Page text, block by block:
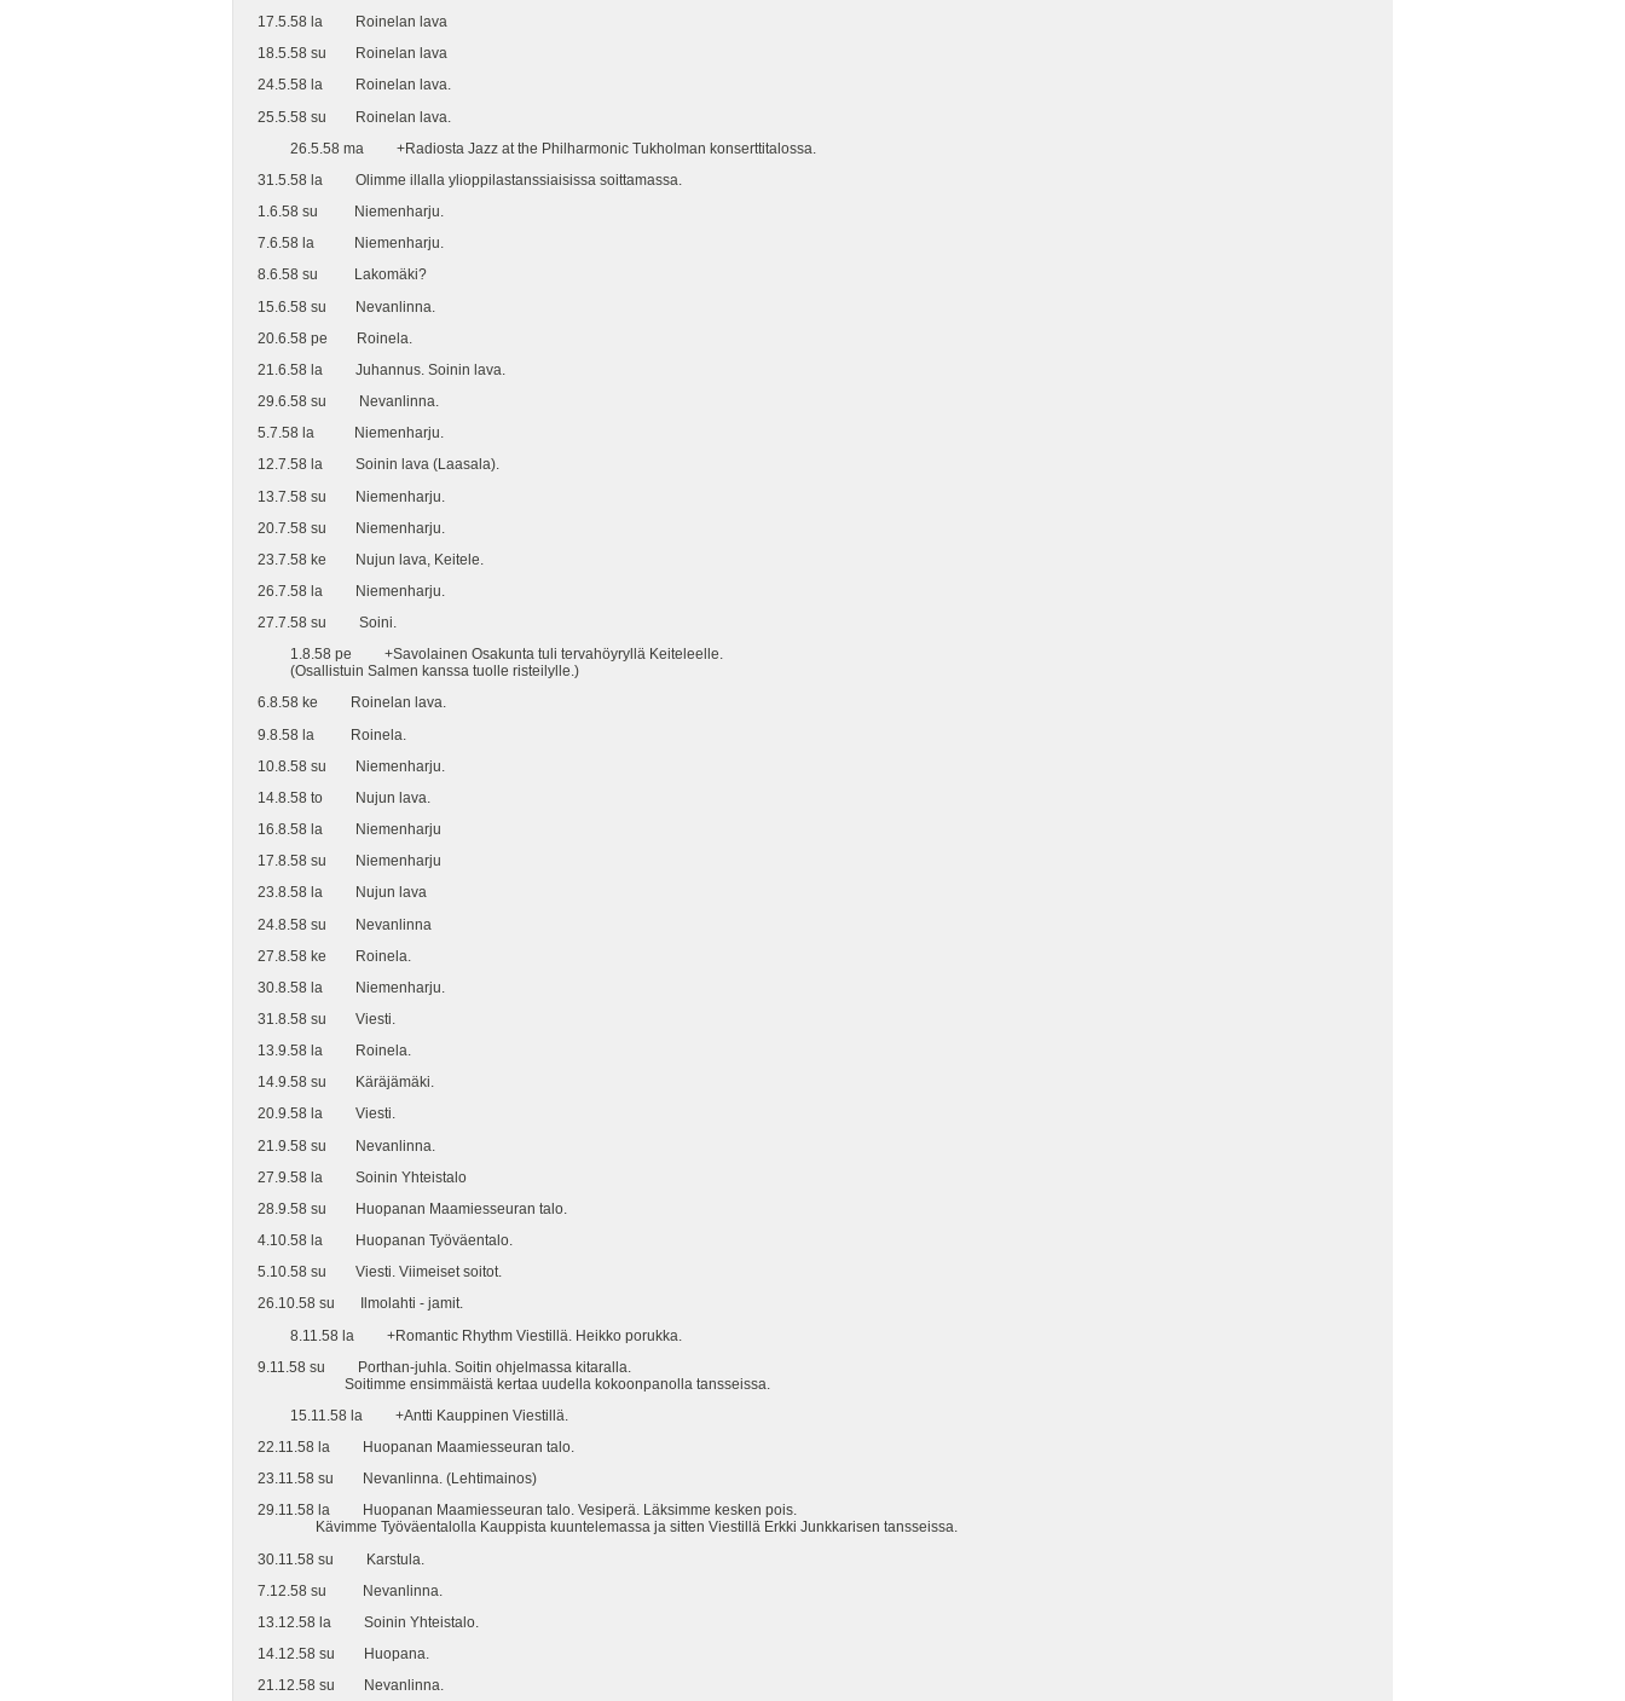
17.5.58 la Roinelan lava
18.5.58 su Roinelan lava
24.5.58 la Roinelan lava.
25.5.58 su Roinelan lava.
26.5.58 ma +Radiosta Jazz at the Philharmonic Tukholman konserttitalossa.
31.5.58 la Olimme illalla ylioppilastanssiaisissa soittamassa.
1.6.58 su Niemenharju.
7.6.58 la Niemenharju.
8.6.58 su Lakomäki?
15.6.58 su Nevanlinna.
20.6.58 pe Roinela.
21.6.58 la Juhannus. Soinin lava.
29.6.58 su Nevanlinna.
5.7.58 la Niemenharju.
12.7.58 la Soinin lava (Laasala).
13.7.58 su Niemenharju.
20.7.58 su Niemenharju.
23.7.58 ke Nujun lava, Keitele.
26.7.58 la Niemenharju.
27.7.58 su Soini.
1.8.58 pe +Savolainen Osakunta tuli tervahöyryllä Keiteleelle.
(Osallistuin Salmen kanssa tuolle risteilylle.)
6.8.58 ke Roinelan lava.
9.8.58 la Roinela.
10.8.58 su Niemenharju.
14.8.58 to Nujun lava.
16.8.58 la Niemenharju
17.8.58 su Niemenharju
23.8.58 la Nujun lava
24.8.58 su Nevanlinna
27.8.58 ke Roinela.
30.8.58 la Niemenharju.
31.8.58 su Viesti.
13.9.58 la Roinela.
14.9.58 su Käräjämäki.
20.9.58 la Viesti.
21.9.58 su Nevanlinna.
27.9.58 la Soinin Yhteistalo
28.9.58 su Huopanan Maamiesseuran talo.
4.10.58 la Huopanan Työväentalo.
5.10.58 su Viesti. Viimeiset soitot.
26.10.58 su Ilmolahti - jamit.
8.11.58 la +Romantic Rhythm Viestillä. Heikko porukka.
9.11.58 su Porthan-juhla. Soitin ohjelmassa kitaralla.
Soitimme ensimmäistä kertaa uudella kokoonpanolla tansseissa.
15.11.58 la +Antti Kauppinen Viestillä.
22.11.58 la Huopanan Maamiesseuran talo.
23.11.58 su Nevanlinna. (Lehtimainos)
29.11.58 la Huopanan Maamiesseuran talo. Vesiperä. Läksimme kesken pois.
Kävimme Työväentalolla Kauppista kuuntelemassa ja sitten Viestillä Erkki Junkkarisen tansseissa.
30.11.58 su Karstula.
7.12.58 su Nevanlinna.
13.12.58 la Soinin Yhteistalo.
14.12.58 su Huopana.
21.12.58 su Nevanlinna.